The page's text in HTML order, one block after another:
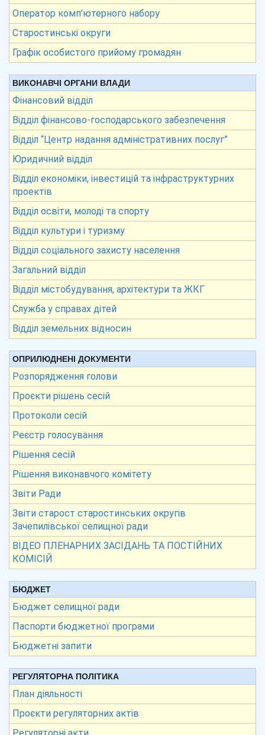
Оператор комп’ютерного набору
Старостинські округи
Графік особистого прийому громадян
ВИКОНАВЧІ ОРГАНИ ВЛАДИ
Фінансовий відділ
Відділ фінансово-господарського забезпечення
Відділ “Центр надання адміністративних послуг”
Юридичний відділ
Відділ економіки, інвестицій та інфраструктурних
проектів
Відділ освіти, молоді та спорту
Відділ культури і туризму
Відділ соціального захисту населення
Загальний відділ
Відділ містобудування, архітектури та ЖКГ
Служба у справах дітей
Відділ земельних відносин
ОПРИЛЮДНЕНІ ДОКУМЕНТИ
Розпорядження голови
Проєкти рішень сесій
Протоколи сесій
Реєстр голосування
Рішення сесій
Рішення виконавчого комітету
Звіти Ради
Звіти старост старостинських округів
Зачепилівської селищної ради
ВІДЕО ПЛЕНАРНИХ ЗАСІДАНЬ ТА ПОСТІЙНИХ
КОМІСІЙ
БЮДЖЕТ
Бюджет селищної ради
Паспорти бюджетної програми
Бюджетні запити
РЕГУЛЯТОРНА ПОЛІТИКА
План діяльності
Проєкти регуляторних актів